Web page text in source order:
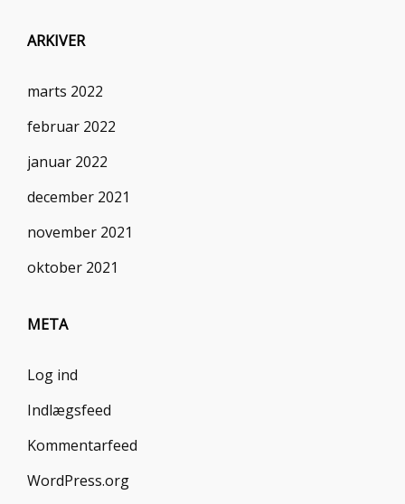
ARKIVER
marts 2022
februar 2022
januar 2022
december 2021
november 2021
oktober 2021
META
Log ind
Indlægsfeed
Kommentarfeed
WordPress.org